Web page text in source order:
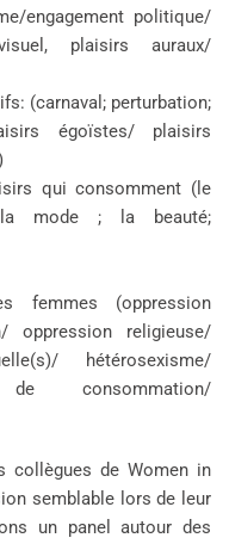
engagement politique/
plaisirs auraux/
(carnaval; perturbation;
égoïstes/ plaisirs
qui consomment (le
mode ; la beauté;
femmes (oppression
oppression religieuse/
hétérosexisme/
consommation/
collègues de Women in
semblable lors de leur
un panel autour des